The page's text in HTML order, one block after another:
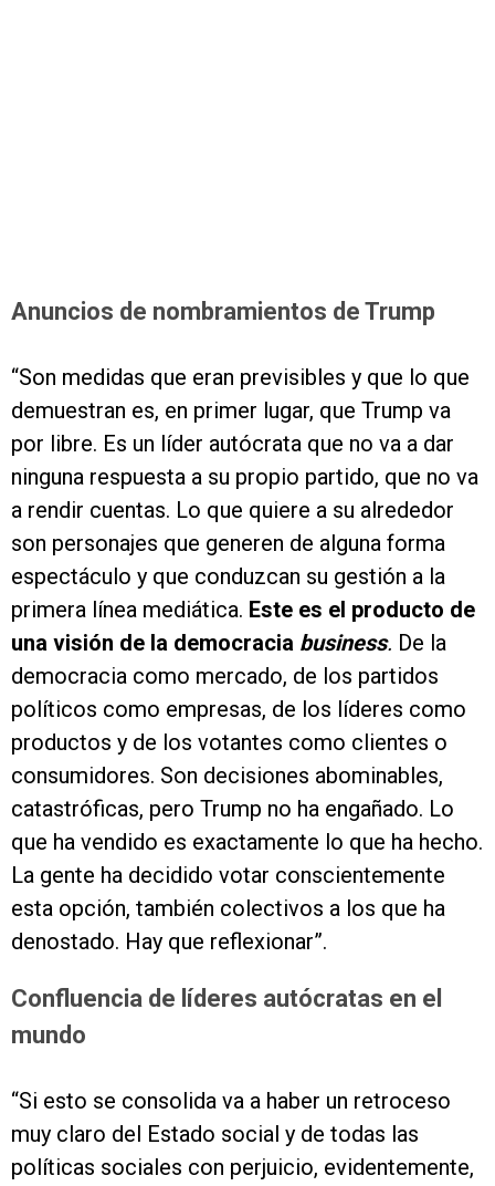
Anuncios de nombramientos de Trump
“Son medidas que eran previsibles y que lo que
demuestran es, en primer lugar, que Trump va
por libre. Es un líder autócrata que no va a dar
ninguna respuesta a su propio partido, que no va
a rendir cuentas. Lo que quiere a su alrededor
son personajes que generen de alguna forma
espectáculo y que conduzcan su gestión a la
primera línea mediática. Este es el producto de
una visión de la democracia business. De la
democracia como mercado, de los partidos
políticos como empresas, de los líderes como
productos y de los votantes como clientes o
consumidores. Son decisiones abominables,
catastróficas, pero Trump no ha engañado. Lo
que ha vendido es exactamente lo que ha hecho.
La gente ha decidido votar conscientemente
esta opción, también colectivos a los que ha
denostado. Hay que reflexionar”.
Confluencia de líderes autócratas en el
mundo
“Si esto se consolida va a haber un retroceso
muy claro del Estado social y de todas las
políticas sociales con perjuicio, evidentemente,